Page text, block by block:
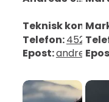
Teknisk
Telefon:45281613
Epost: